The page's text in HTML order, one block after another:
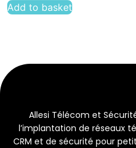
Add to basket
Allesi Télécom et
l’implantation de réseaux
CRM et de sécurité pour